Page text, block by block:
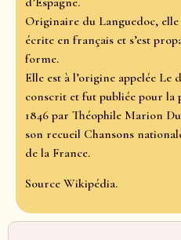
Originaire du Languedoc,
écrite en français et s’est
forme.
Elle est à l’origine appelée Le
conscrit et fut publiée pour la
1846 par Théophile Marion
son recueil Chansons
de la France.
Source Wikipédia.